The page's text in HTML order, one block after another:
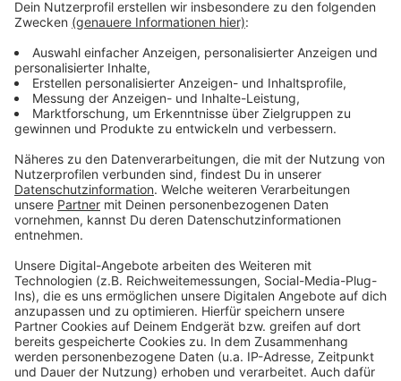
Weitere Infos und Links zum Thema
Anzeige
Hier berichten die Kollegen der RP
Verbot des Protestzugs: Pressemitteilung der
Stadt
Anzeige
Anzeige